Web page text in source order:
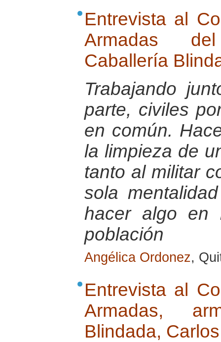
Entrevista al
Armadas
Caballería
Trabajando
parte, civiles
en común.
la limpieza de
tanto al militar
sola
hacer algo en
población
Angélica Ordonez,
Entrevista al
Armadas,
Blindada,